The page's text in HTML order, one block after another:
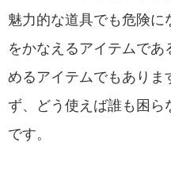
魅力的な道具でも危険に
をかなえるアイテムで
めるアイテムでもありま
ず、どう使えば誰も困ら
です。